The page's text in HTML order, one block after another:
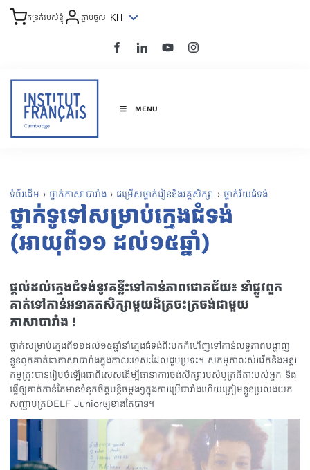
កន្រក់របស់ខ្ញុំ ភ្ជាប់ចូល KH
MENU
ទំព័រដើម › ថ្នាក់ភាសាបារាំង › ជម្រើសថ្នាក់រៀននិងវគ្គសិក្សា › ថ្នាក់វ័យជំទង់
ថ្នាក់ទូទៅសម្រាប់ក្មេងជំទង់​
(អាយុពី១១ ដល់១៥ឆ្នាំ)
ផ្តល់ដល់ក្មេងជំទង់នូវគន្លឹះទៅកាន់ភាពជោគជ័យ៖ នាំផ្លូវពួក
គាត់ទៅកាន់អនាគតសិក្សាមួយដ៏ត្រចះត្រចង់ជាមួយ
ភាសាបារាំង !
ថ្នាក់សម្រាប់ក្មេងពី១១ដល់១៥ឆ្នាំនាំក្មេងជំទង់ពីរបកគំហើញទៅកាន់លទ្ធភាពបង្ហាញ
ខ្លួនពួកគាត់ជាភាសាបារាំងក្នុងកាលៈទេសៈដែលជួបប្រទះ។ សកម្មភាពរស់រវើកនិងអន្តរ
កម្មត្រូវបានរៀបចំឡើងជាពិសេសដើម្បីធានាការចង់សិក្សារបស់បុត្រធីតារបស់អ្នក និង
ធ្វើឲ្យគាត់កាន់តែមានទំនុកចិត្តបន្តិចម្តងៗក្នុងការប្រើបារាំងហើយត្រៀមខ្លួនប្រលងយក
សញ្ញាបត្រDELF Juniorឲ្យខាងតែបាន។